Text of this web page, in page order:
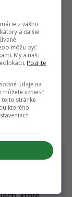
na
teploty
a má
veterných
Zem fatálne.
Počas El
Zemi. To
z vášho
a ďalšie
môžu byť
My a naši
Pozrite
údaje na
vzniesť
tejto stránke
ktorého